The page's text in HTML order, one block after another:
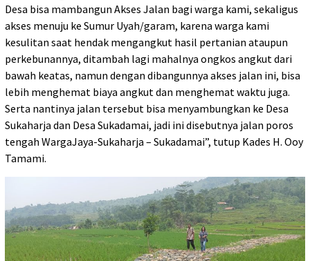
Desa bisa mambangun Akses Jalan bagi warga kami, sekaligus
akses menuju ke Sumur Uyah/garam, karena warga kami
kesulitan saat hendak mengangkut hasil pertanian ataupun
perkebunannya, ditambah lagi mahalnya ongkos angkut dari
bawah keatas, namun dengan dibangunnya akses jalan ini, bisa
lebih menghemat biaya angkut dan menghemat waktu juga.
Serta nantinya jalan tersebut bisa menyambungkan ke Desa
Sukaharja dan Desa Sukadamai, jadi ini disebutnya jalan poros
tengah WargaJaya-Sukaharja – Sukadamai”, tutup Kades H. Ooy
Tamami.